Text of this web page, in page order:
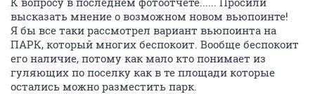
высказать мнение о возможном новом вьюпоинте!
Я бы все таки рассмотрел вариант вьюпоинта на
ПАРК, который многих беспокоит. Вообще беспокоит
его наличие, потому как мало кто понимает из
гуляющих по поселку как в те площади которые
остались можно разместить парк.